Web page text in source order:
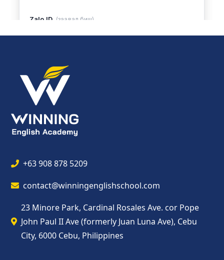
+63 908 878 5209
contact@winningenglishschool.com
23 Minore Park, Cardinal Rosales Ave. cor Pope
John Paul II Ave (formerly Juan Luna Ave), Cebu
City, 6000 Cebu, Philippines